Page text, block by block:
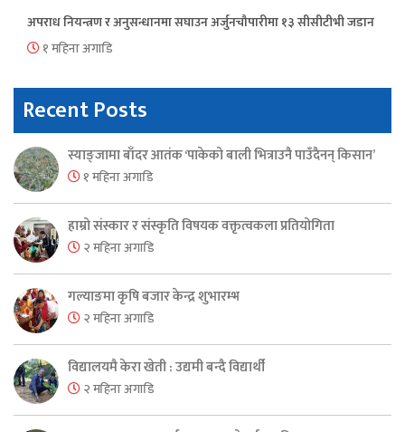
अपराध नियन्त्रण र अनुसन्धानमा सघाउन अर्जुनचौपारीमा १३ सीसीटीभी जडान
१ महिना अगाडि
Recent Posts
स्याङ्जामा बाँदर आतंक ‘पाकेको बाली भित्राउनै पाउँदैनन् किसान’
१ महिना अगाडि
हाम्रो संस्कार र संस्कृति विषयक वक्तृत्वकला प्रतियोगिता
२ महिना अगाडि
गल्याङमा कृषि बजार केन्द्र शुभारम्भ
२ महिना अगाडि
विद्यालयमै केरा खेती : उद्यमी बन्दै विद्यार्थी
२ महिना अगाडि